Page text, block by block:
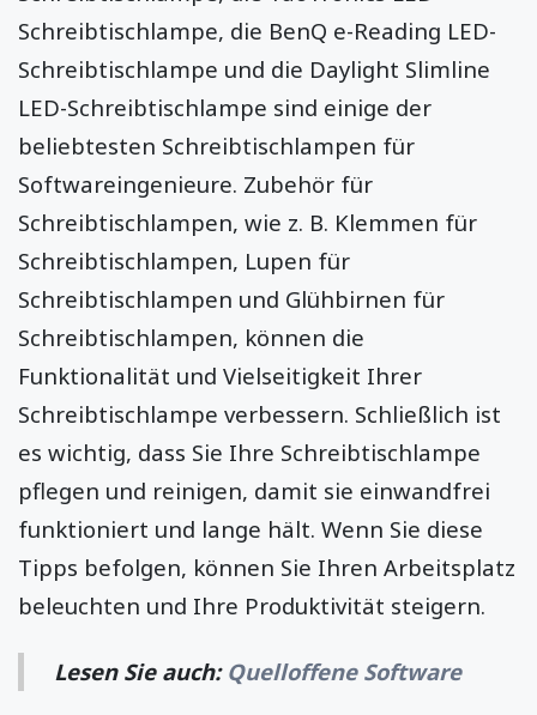
Schreibtischlampe, die BenQ e-Reading LED-
Schreibtischlampe und die Daylight Slimline
LED-Schreibtischlampe sind einige der
beliebtesten Schreibtischlampen für
Softwareingenieure. Zubehör für
Schreibtischlampen, wie z. B. Klemmen für
Schreibtischlampen, Lupen für
Schreibtischlampen und Glühbirnen für
Schreibtischlampen, können die
Funktionalität und Vielseitigkeit Ihrer
Schreibtischlampe verbessern. Schließlich ist
es wichtig, dass Sie Ihre Schreibtischlampe
pflegen und reinigen, damit sie einwandfrei
funktioniert und lange hält. Wenn Sie diese
Tipps befolgen, können Sie Ihren Arbeitsplatz
beleuchten und Ihre Produktivität steigern.
Lesen Sie auch: Quelloffene Software